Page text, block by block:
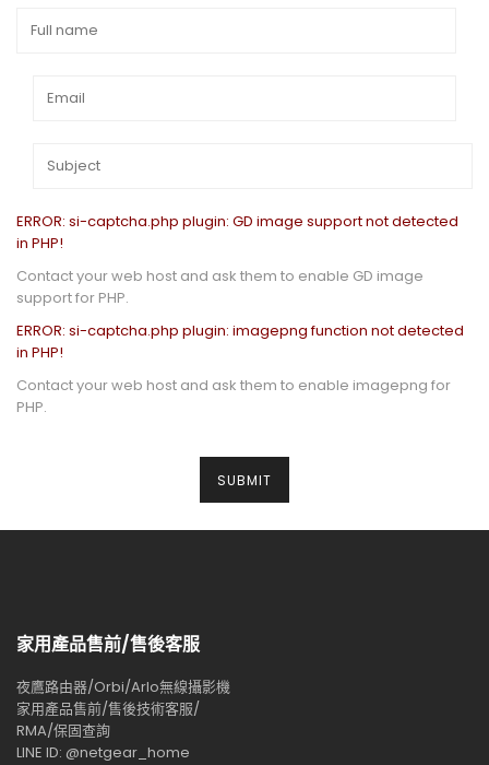
ERROR: si-captcha.php plugin: GD image support not detected
in PHP!
Contact your web host and ask them to enable GD image
support for PHP.
ERROR: si-captcha.php plugin: imagepng function not detected
in PHP!
Contact your web host and ask them to enable imagepng for
PHP.
家用產品售前/售後客服
夜鷹路由器/Orbi/Arlo無線攝影機
家用產品售前/售後技術客服/
RMA/保固查詢
LINE ID: @netgear_home